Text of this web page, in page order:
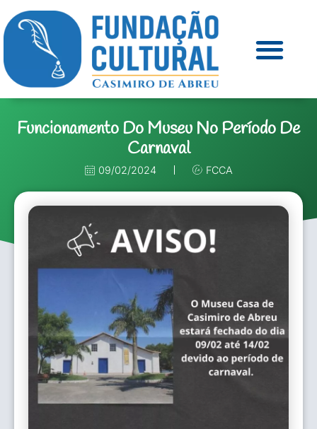
Funcionamento Do Museu No Período De
Carnaval
09/02/2024 FCCA